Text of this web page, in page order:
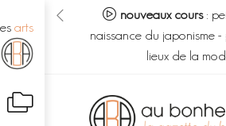
des arts :
savoir
nouveaux cours:
naissance du japonisme-
lieux de la
arts
au
contenu